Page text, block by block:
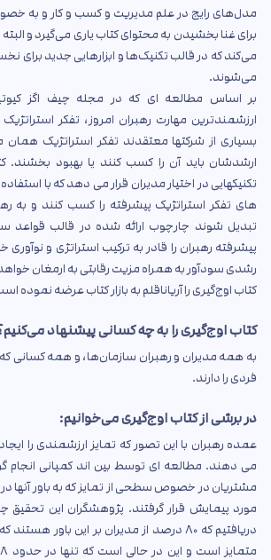
مدل‌های رایج در علم مدیریت و کسب و کار و به
برای غنا بخشیدن به محتوای کتاب یاری می‌گیرد و البته
می‌کند که در قالب تکنیک‌ها و ابزارهایی جدید برای
می‌شوند.
بر اساس مطالعه ای که در مجله چیف اگز
ارزشمندترین مهارت رهبران امروز، تفکر
بسیاری از شرکتها معتقدند تفکر استراتژیک همان
ارشدشان باید آن را کسب کنند یا بهبود بخشند.
تکنیکهایی در اختیار مدیران قرار می دهد که با استفاده
های تفکر استراتژیک پیشرفته را کسب کنند و به
تبدیل شوند چارچوب ارائه شده در قالب قواعد سه
پیشرفته رهبران را قادر به ترکیب استراتژی و
رشدی سودآور به همراه مزیت رقابتی به ارمغان
کتاب اوج‌گیری را آریاناقلم به بازار کتاب عرضه نموده
کتاب اوج‌گیری را به چه کسانی پیشنهاد
به همه مدیران و رهبران سازمان‌ها، و همه
فردی را دارند.
در برشی از کتاب اوج‌گیری می‌خوانیم:
عمده رهبران با این تصور که تمایز ارزشمندی را
می دهند. مطالعه ای توسط بین اند کمپانی انجام
مشتریان در خصوص سطحی از تمایز که به باور آنها
مورد پیمایش قرار گرفتند. پژوهشگران این تحقیق
دریافتیم که ۸۰ درصد از مدیران بر این باور